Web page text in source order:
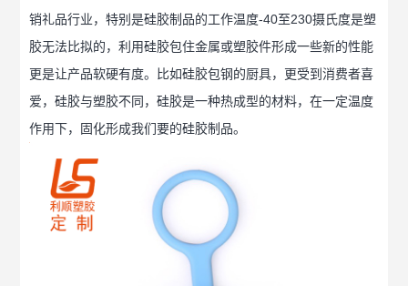
销礼品行业，特别是硅胶制品的工作温度-40至230摄氏度是塑
胶无法比拟的，利用硅胶包住金属或塑胶件形成一些新的性能
更是让产品软硬有度。比如硅胶包钢的厨具，更受到消费者喜
爱，硅胶与塑胶不同，硅胶是一种热成型的材料，在一定温度
作用下，固化形成我们要的硅胶制品。